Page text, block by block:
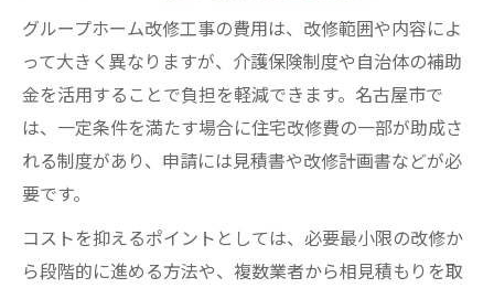
グループホーム改修工事の費用は、改修範囲や内容によ
って大きく異なりますが、介護保険制度や自治体の補助
金を活用することで負担を軽減できます。名古屋市で
は、一定条件を満たす場合に住宅改修費の一部が助成さ
れる制度があり、申請には見積書や改修計画書などが必
要です。
コストを抑えるポイントとしては、必要最小限の改修か
ら段階的に進める方法や、複数業者から相見積もりを取